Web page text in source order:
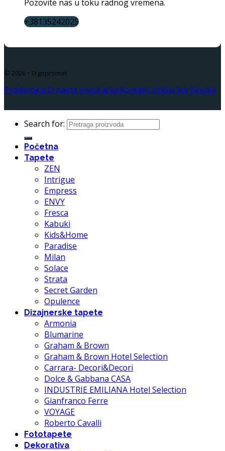
Pozovite nas u toku radnog vremena.
+38135242025
© 2026 • Trgopromet
Prodavnica O nama Inspiracija Kontakt Uslovi korišćenja
Search for:
Početna
Tapete
ZEN
Intrigue
Empress
ENVY
Fresca
Kabuki
Kids&Home
Paradise
Milan
Solace
Strata
Secret Garden
Opulence
Dizajnerske tapete
Armonia
Blumarine
Graham & Brown
Graham & Brown Hotel Selection
Carrara- Decori&Decori
Dolce & Gabbana CASA
INDUSTRIE EMILIANA Hotel Selection
Gianfranco Ferre
VOYAGE
Roberto Cavalli
Fototapete
Dekorativa